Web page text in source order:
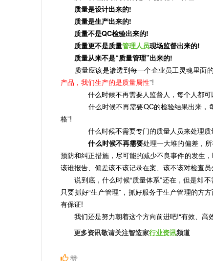
质量是设计出来的!
质量是生产出来的!
质量不是QC检验出来的!
质量更不是质量管理人员现场监督出来的!
质量从来不是“质量管理”出来的!
质量应该是渗透到每一个企业员工灵魂里面
产品，我们生产的是质量属性”!
什么时候不再需要人监督人，每个人都可
什么时候不再需要QC的检验结果出来，每
格”!
什么时候不需要专门的质量人员来处理质量
什么时候不再需要处理一大堆的偏差，
预防和纠正措施，尽可能的减少不良事件的发生
该谁报告、偏差该不该记录在案、该不该对检查员
说到底，什么时候“质量体系”还在，但是却不
只要抓好“生产管理”，抓好服务于生产管理的方
有保证!
我们还是努力朝着这个方向前进吧!“有效、高
更多资讯敬请关注智造家行业资讯频道
赞